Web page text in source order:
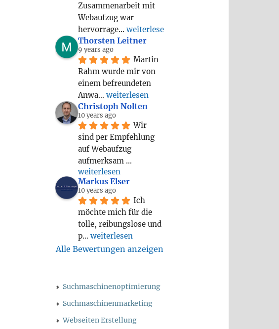
Zusammenarbeit mit
Webaufzug war
hervorrage... weiterlesen
Thorsten Leitner
9 years ago
Martin
Rahm wurde mir von
einem befreundeten
Anwa... weiterlesen
Christoph Nolten
10 years ago
Wir
sind per Empfehlung
auf Webaufzug
aufmerksam
weiterlesen
Markus Elser
10 years ago
Ich
möchte mich für die
tolle, reibungslose und
p... weiterlesen
Alle Bewertungen anzeigen
Suchmaschinenoptimierung
Suchmaschinenmarketing
Webseiten Erstellung